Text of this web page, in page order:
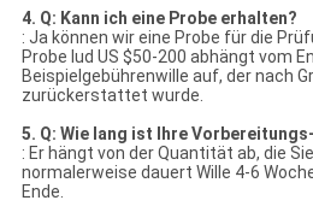
4. Q: Kann ich eine Probe erhalten?
: Ja können wir eine Probe für die
Probe lud US $50-200 abhängt vom
Beispielgebührenwille auf, der nach
zurückerstattet wurde.
5. Q: Wie lang ist Ihre
: Er hängt von der Quantität ab, die
normalerweise dauert Wille 4-6
Ende.